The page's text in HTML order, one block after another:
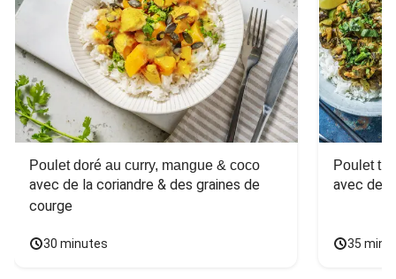
Poulet doré au curry, mangue & coco
avec de la coriandre & des graines de
courge
30 minutes
Poulet
avec des
35